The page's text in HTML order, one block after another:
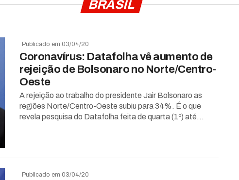
BRASIL
Publicado em 03/04/20
Coronavírus: Datafolha vê aumento de
rejeição de Bolsonaro no Norte/Centro-
Oeste
A rejeição ao trabalho do presidente Jair Bolsonaro as
regiões Norte/Centro-Oeste subiu para 34%. É o que
revela pesquisa do Datafolha feita de quarta (1º) até...
Publicado em 03/04/20